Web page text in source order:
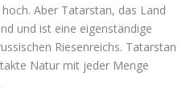
hoch. Aber Tatarstan, das Land
und ist eine eigenständige
Riesenreichs. Tatarstan
Natur mit jeder Menge